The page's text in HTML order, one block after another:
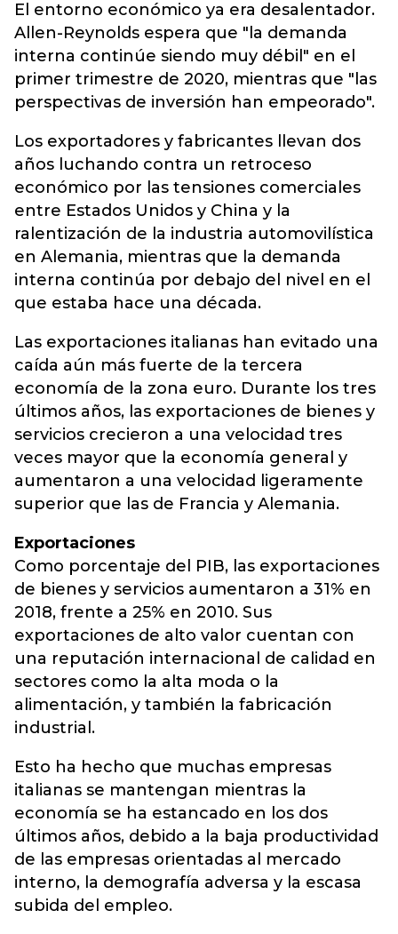
El entorno económico ya era desalentador.
Allen-Reynolds espera que "la demanda
interna continúe siendo muy débil" en el
primer trimestre de 2020, mientras que "las
perspectivas de inversión han empeorado".
Los exportadores y fabricantes llevan dos
años luchando contra un retroceso
económico por las tensiones comerciales
entre Estados Unidos y China y la
ralentización de la industria automovilística
en Alemania, mientras que la demanda
interna continúa por debajo del nivel en el
que estaba hace una década.
Las exportaciones italianas han evitado una
caída aún más fuerte de la tercera
economía de la zona euro. Durante los tres
últimos años, las exportaciones de bienes y
servicios crecieron a una velocidad tres
veces mayor que la economía general y
aumentaron a una velocidad ligeramente
superior que las de Francia y Alemania.
Exportaciones
Como porcentaje del PIB, las exportaciones
de bienes y servicios aumentaron a 31% en
2018, frente a 25% en 2010. Sus
exportaciones de alto valor cuentan con
una reputación internacional de calidad en
sectores como la alta moda o la
alimentación, y también la fabricación
industrial.
Esto ha hecho que muchas empresas
italianas se mantengan mientras la
economía se ha estancado en los dos
últimos años, debido a la baja productividad
de las empresas orientadas al mercado
interno, la demografía adversa y la escasa
subida del empleo.